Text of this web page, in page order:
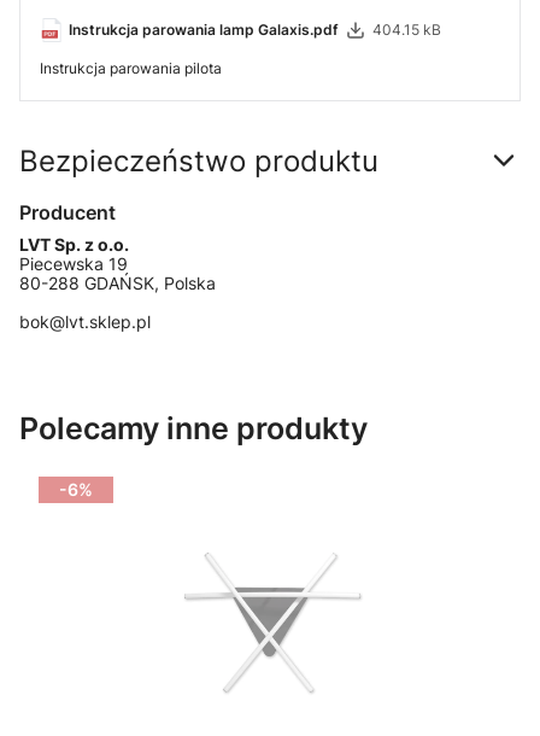
Instrukcja parowania lamp Galaxis.pdf 404.15 kB
Instrukcja parowania pilota
Bezpieczeństwo produktu
Producent
LVT Sp. z o.o.
Piecewska 19
80-288 GDAŃSK, Polska
bok@lvt.sklep.pl
Polecamy inne produkty
-6%